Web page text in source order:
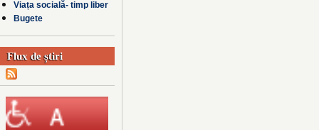
Viața socială- timp liber
Bugete
Flux de știri